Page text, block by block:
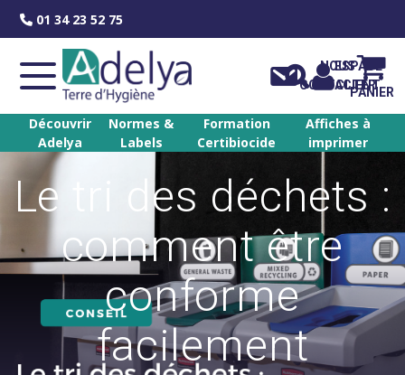
01 34 23 52 75
NOUS
CONTACTER
ESPACE
CLIENT
PANIER
Découvrir
Adelya
Normes &
Labels
Formation
Certibiocide
Affiches à
imprimer
Le tri des déchets :
comment être
conforme
facilement